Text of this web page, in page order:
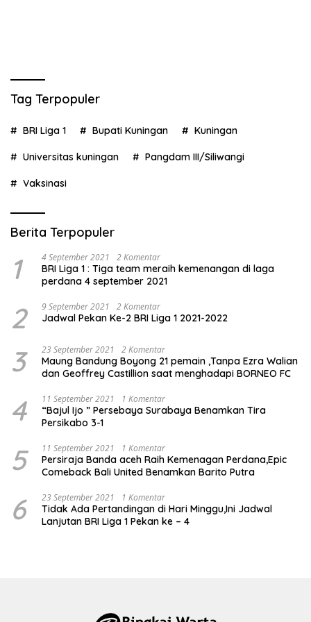
Tag Terpopuler
BRI Liga 1 Bupati Kuningan Kuningan
Universitas kuningan Pangdam III/Siliwangi
Vaksinasi
Berita Terpopuler
1 4 September 2021 2 Komentar
BRI Liga 1 : Tiga team meraih kemenangan di laga
perdana 4 september 2021
2 9 September 2021 2 Komentar
Jadwal Pekan Ke-2 BRI Liga 1 2021-2022
3 23 September 2021 2 Komentar
Maung Bandung Boyong 21 pemain ,Tanpa Ezra Walian
dan Geoffrey Castillion saat menghadapi BORNEO FC
4 11 September 2021 1 Komentar
“Bajul Ijo ” Persebaya Surabaya Benamkan Tira
Persikabo 3-1
5 11 September 2021 1 Komentar
Persiraja Banda aceh Raih Kemenagan Perdana,Epic
Comeback Bali United Benamkan Barito Putra
6 23 September 2021 1 Komentar
Tidak Ada Pertandingan di Hari Minggu,Ini Jadwal
Lanjutan BRI Liga 1 Pekan ke – 4